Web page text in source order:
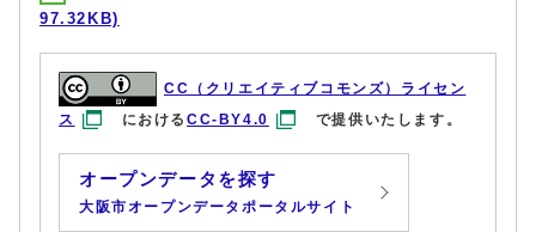
97.32KB)
CC（クリエイティブコモンズ）ライセン
ス
におけるCC-BY4.0 で提供いたします。
オープンデータを探す
大阪市オープンデータポータルサイト